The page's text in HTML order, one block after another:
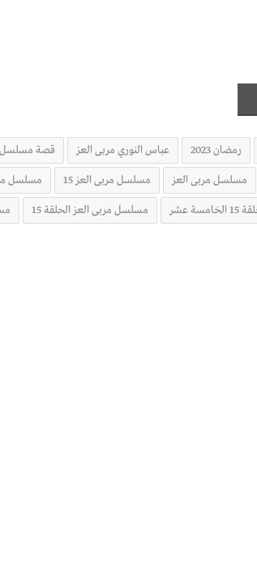
رمضان 2023 عباس النوري مربى العز قصة مسلسل
مسلسل مربى العز مسلسل مربى العز 15 مسلسل مربى العز
مسلسل مربى العز الحلقة 15